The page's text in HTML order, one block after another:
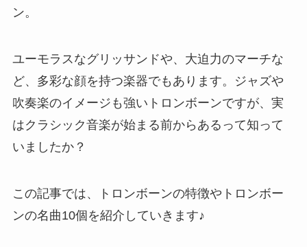
ン。
ユーモラスなグリッサンドや、大迫力のマーチな
ど、多彩な顔を持つ楽器でもあります。ジャズや
吹奏楽のイメージも強いトロンボーンですが、実
はクラシック音楽が始まる前からあるって知って
いましたか？
この記事では、トロンボーンの特徴やトロンボー
ンの名曲10個を紹介していきます♪